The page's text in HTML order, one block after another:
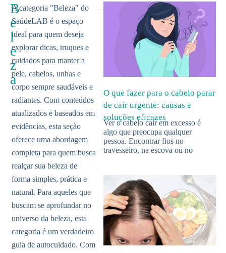
B
e
l
e
z
a
A categoria "Beleza" do
SaúdeLAB é o espaço
ideal para quem deseja
explorar dicas, truques e
cuidados para manter a
pele, cabelos, unhas e
corpo sempre saudáveis e
radiantes. Com conteúdos
atualizados e baseados em
evidências, esta seção
oferece uma abordagem
completa para quem busca
realçar sua beleza de
forma simples, prática e
natural. Para aqueles que
buscam se aprofundar no
universo da beleza, esta
categoria é um verdadeiro
guia de autocuidado. Com
O que fazer para o cabelo parar
de cair urgente: causas e
soluções eficazes
Ver o cabelo cair em excesso é
algo que preocupa qualquer
pessoa. Encontrar fios no
travesseiro, na escova ou no